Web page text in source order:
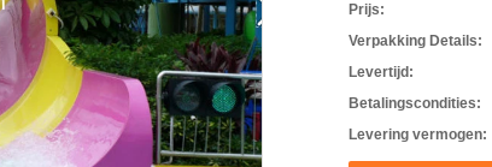
Prijs:
Verpakking Details:
Levertijd:
Betalingscondities:
Levering vermogen: